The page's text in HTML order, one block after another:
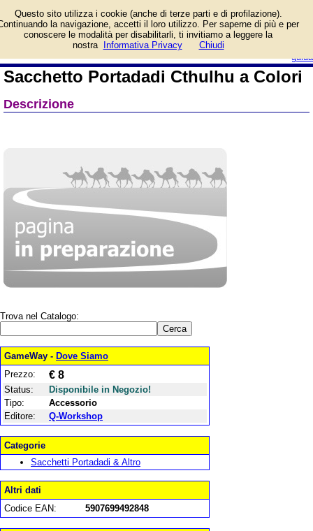
guida
Portadadi Cthulhu a Colori
e prezzo di vendita.
Prodotto da Q-Workshop
Sacchetto Portadadi Cthulhu a Colori
Descrizione
Trova nel Catalogo:
GameWay - Dove Siamo
Prezzo:
€ 8
Status:
Disponibile in Negozio!
Tipo:
Accessorio
Editore:
Q-Workshop
Categorie
Sacchetti Portadadi & Altro
Altri dati
Codice EAN:
5907699492848
Questo sito utilizza i cookie (anche di terze parti e di profilazione).
la navigazione, accetti il loro utilizzo. Per saperne di più e per
conoscere le modalità per disabilitarli, ti invitiamo a leggere la
nostra
Informativa Privacy Chiudi